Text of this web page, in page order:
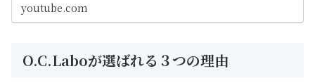
youtube.com
O.C.Laboが選ばれる３つの理由